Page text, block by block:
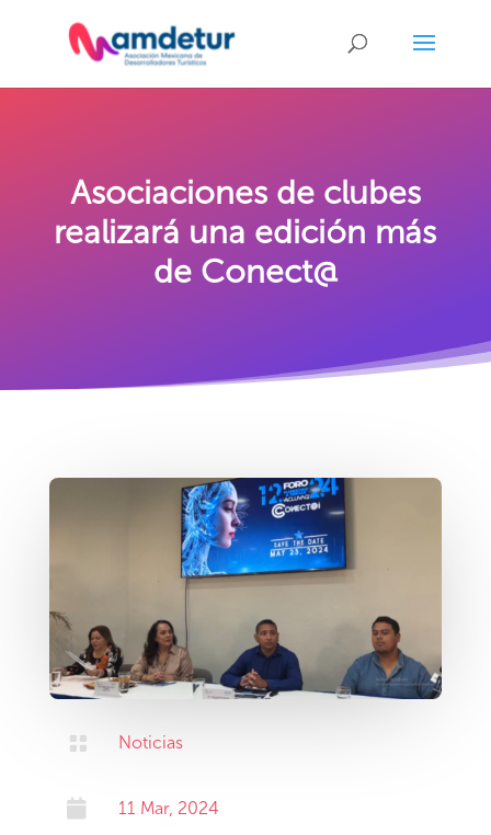
Asociaciones de clubes
realizará una edición más
de Conect@
 Noticias
 11 Mar, 2024